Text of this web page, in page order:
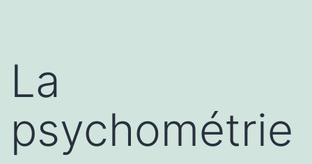
La
psychométrie